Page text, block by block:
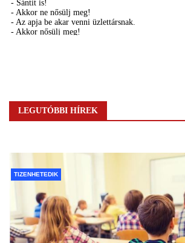
LEGUTÓBBI HÍREK
TIZENHETEDIK